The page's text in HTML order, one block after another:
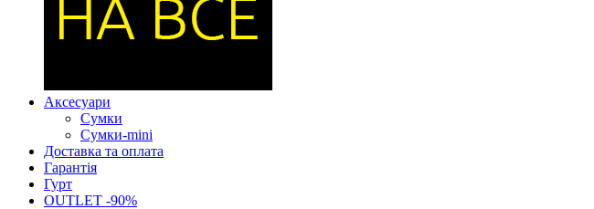
Аксесуари
Сумки
Сумки-mini
Доставка та оплата
Гарантія
Гурт
OUTLET -90%